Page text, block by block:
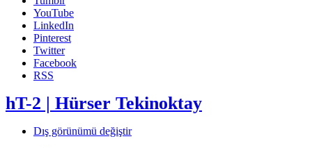
YouTube
LinkedIn
Pinterest
Twitter
Facebook
RSS
hT-2 | Hürser Tekinoktay
Dış görünümü değiştir